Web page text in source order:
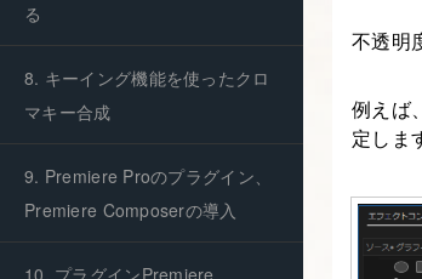
る
8. キーイング機能を使ったクロ
マキー合成
9. Premiere Proのプラグイン、
Premiere Composerの導入
不透明
例えば
定しま